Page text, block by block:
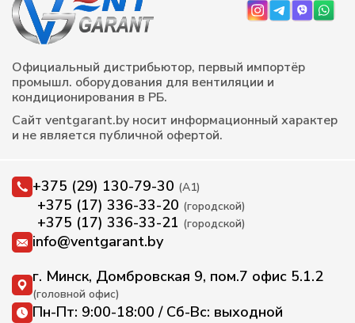
Официальный дистрибьютор, первый импортёр
промышл. оборудования для вентиляции и
кондиционирования в РБ.
Сайт ventgarant.by носит информационный характер
и не является публичной офертой.
+375 (29) 130-79-30 (А1)
+375 (17) 336-33-20 (городской)
+375 (17) 336-33-21 (городской)
info@ventgarant.by
г. Минск, Домбровская 9, пом.7 офис 5.1.2
(головной офис)
Пн-Пт: 9:00-18:00 / Сб-Вс: выходной